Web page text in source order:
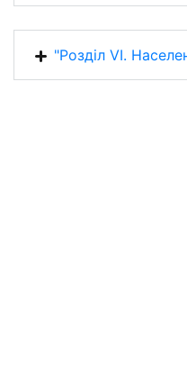
"Розділ VІ.